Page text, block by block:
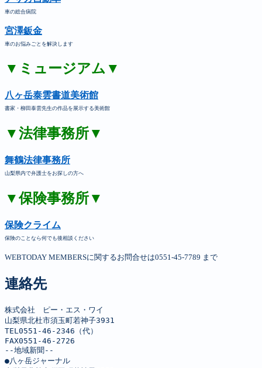
車の総合病院
宮澤鈑金
車のお悩みごとを解決します
▼ミュージアム▼
八ヶ岳泰雲書道美術館
書家・柳田泰雲先生の作品を展示する美術館
▼法律事務所▼
舞鶴法律事務所
山梨県内で弁護士をお探しの方へ
▼保険事務所▼
保険クライム
保険のことなら何でも後相談ください
WEBTODAY MEMBERSに関するお問合せは0551-45-7789 まで
連絡先
株式会社　ピー・エス・ワイ
山梨県北杜市須玉町若神子3931
TEL0551-46-2346（代）
FAX0551-46-2726
--地域新聞--
●八ヶ岳ジャーナル